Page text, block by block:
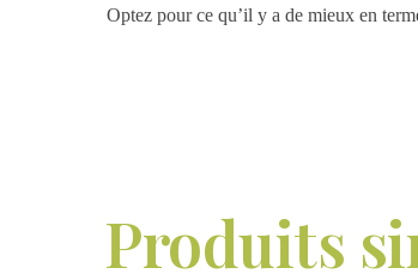
Optez pour ce qu’il y a de mieux en
Produits